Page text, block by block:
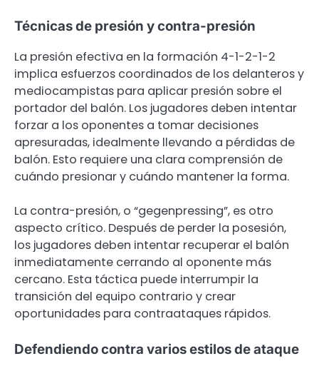
Técnicas de presión y contra-presión
La presión efectiva en la formación 4-1-2-1-2
implica esfuerzos coordinados de los delanteros y
mediocampistas para aplicar presión sobre el
portador del balón. Los jugadores deben intentar
forzar a los oponentes a tomar decisiones
apresuradas, idealmente llevando a pérdidas de
balón. Esto requiere una clara comprensión de
cuándo presionar y cuándo mantener la forma.
La contra-presión, o “gegenpressing”, es otro
aspecto crítico. Después de perder la posesión,
los jugadores deben intentar recuperar el balón
inmediatamente cerrando al oponente más
cercano. Esta táctica puede interrumpir la
transición del equipo contrario y crear
oportunidades para contraataques rápidos.
Defendiendo contra varios estilos de ataque